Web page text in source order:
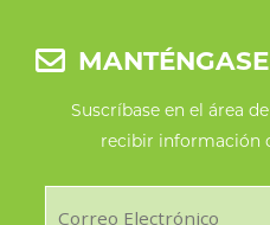
Suscríbase en el área
recibir información